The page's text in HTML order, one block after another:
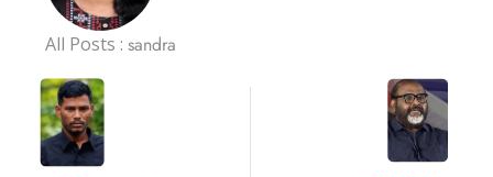
All Posts :sandra